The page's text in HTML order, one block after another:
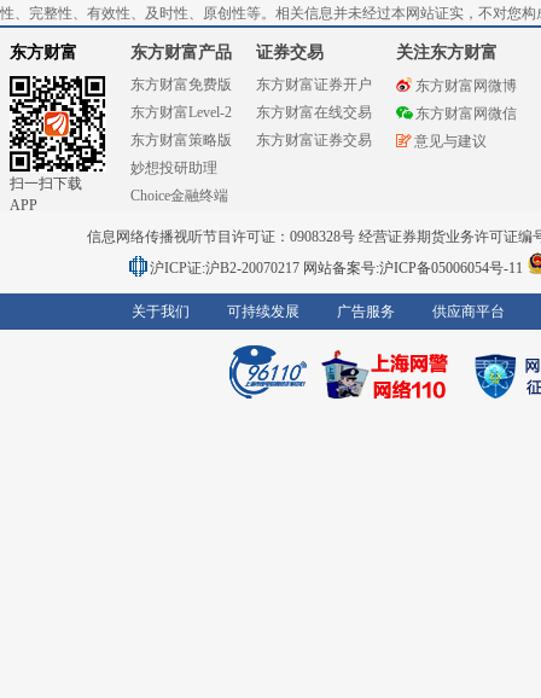
性、完整性、有效性、及时性、原创性等。相关信息并未经过本网站证实，不对您
东方财富
扫一扫下载
APP
东方财富产品
东方财富免费版
东方财富Level-2
东方财富策略版
妙想投研助理
Choice金融终端
证券交易
东方财富证券开户
东方财富在线交易
东方财富证券交易
关注东方财富
东方财富网微博
东方财富网微信
意见与建议
信息网络传播视听节目许可证：0908328号 经营证券期货业务许可证编
沪ICP证:沪B2-20070217 网站备案号:沪ICP备05006054号-11
关于我们 可持续发展 广告服务 供应商平台